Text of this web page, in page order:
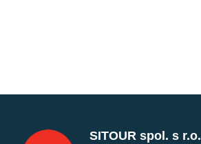
SITOUR spol. s r.o.